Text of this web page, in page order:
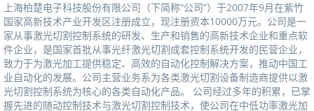
上海柏楚电子科技股份有限公司（下简称“公司”）于2007年9月在紫竹
国家高新技术产业开发区注册成立，现注册资本10000万元。公司是一
家从事激光切割控制系统的研发、生产和销售的高新技术企业和重点软
件企业，是国家首批从事光纤激光切割成套控制系统开发的民营企业，
致力于为激光加工提供稳定、高效的自动化控制解决方案，推动中国工
业自动化的发展。公司主营业务系为各类激光切割设备制造商提供以激
光切割控制系统为核心的各类自动化产品。公司经过多年的积累，已掌
握先进的随动控制技术与激光切割控制技术，使公司在中低功率激光加